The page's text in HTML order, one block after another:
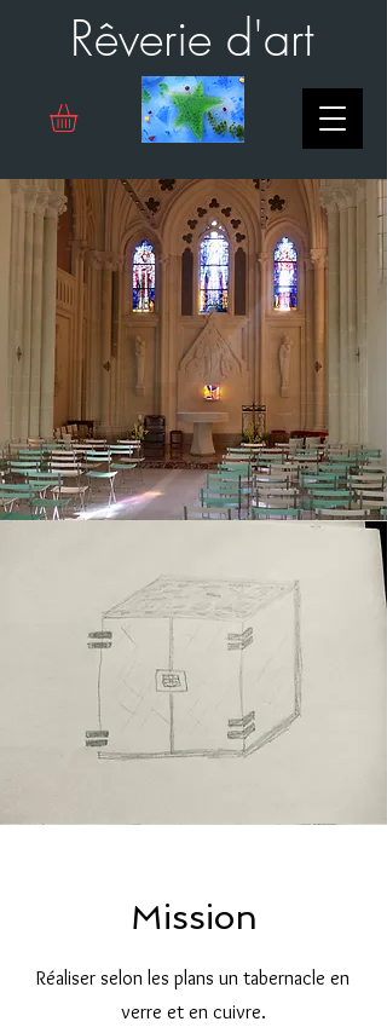
Rêverie d'art
Mission
Réaliser selon les plans un tabernacle en
verre et en cuivre.